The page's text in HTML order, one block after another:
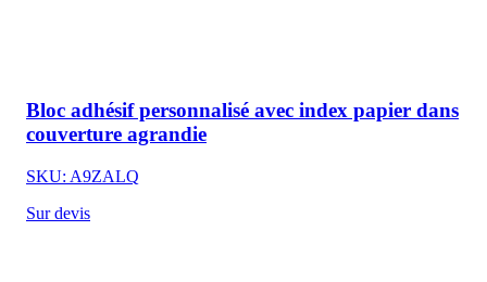
Bloc adhésif personnalisé avec index papier dans
couverture agrandie
SKU: A9ZALQ
Sur devis